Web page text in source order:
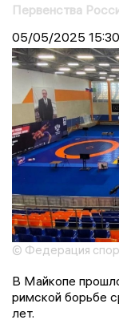
Первенства
05/05/2025 15:30
© Федерация
В Майкопе
римской борьбе
лет.